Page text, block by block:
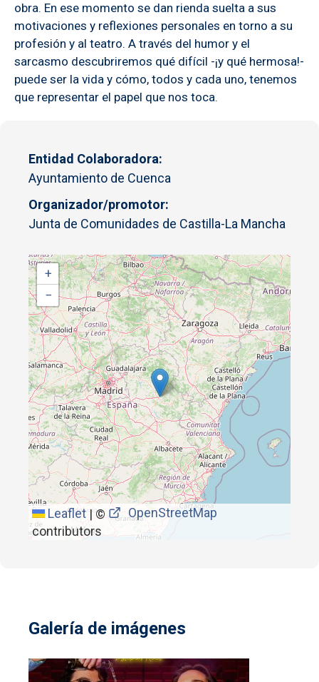
obra. En ese momento se dan rienda suelta a sus
motivaciones y reflexiones personales en torno a su
profesión y al teatro. A través del humor y el
sarcasmo descubriremos qué difícil -¡y qué hermosa!-
puede ser la vida y cómo, todos y cada uno, tenemos
que representar el papel que nos toca.
Entidad Colaboradora
Ayuntamiento de Cuenca
Organizador/promotor
Junta de Comunidades de Castilla-La Mancha
+
−
Leaflet|©
OpenStreetMap
contributors
Galería de imágenes